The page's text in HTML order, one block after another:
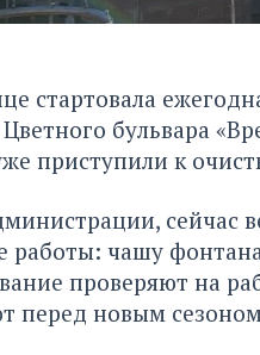
стартовала
бульвара
приступили к
сейчас
работы: чашу
проверяют на
перед новым